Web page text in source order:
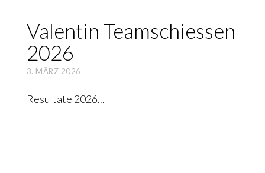
Valen­tin Team­schies­sen
2026
3. MÄRZ 2026
Resultate 2026